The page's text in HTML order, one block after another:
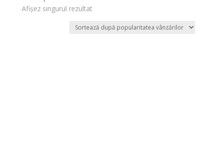
Afișez singurul rezultat